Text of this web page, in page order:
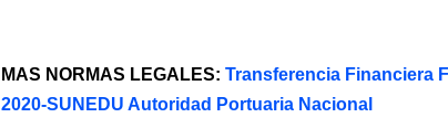
MAS NORMAS LEGALES: Transferencia Financiera
2020-SUNEDU Autoridad Portuaria Nacional